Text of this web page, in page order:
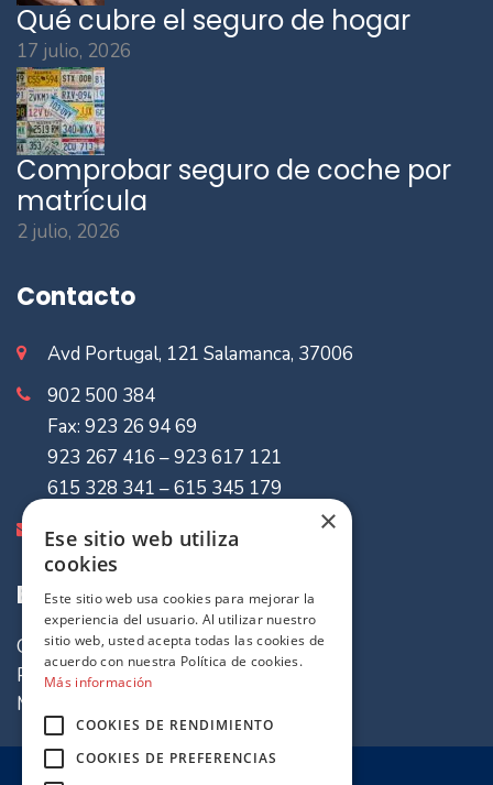
Qué cubre el seguro de hogar
17 julio, 2026
Comprobar seguro de coche por
matrícula
2 julio, 2026
Contacto
Avd Portugal, 121 Salamanca, 37006
902 500 384
Fax: 923 26 94 69
923 267 416 – 923 617 121
615 328 341 – 615 345 179
info@mvaseguradores.com
Enlaces de Interes
Quiénes somos
Política de cookies
Mapa del sitio
×
Ese sitio web utiliza
cookies
Este sitio web usa cookies para mejorar la
experiencia del usuario. Al utilizar nuestro
sitio web, usted acepta todas las cookies de
acuerdo con nuestra Política de cookies.
Más información
COOKIES DE RENDIMIENTO
COOKIES DE PREFERENCIAS